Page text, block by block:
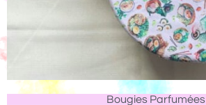
Bougies Parfumées